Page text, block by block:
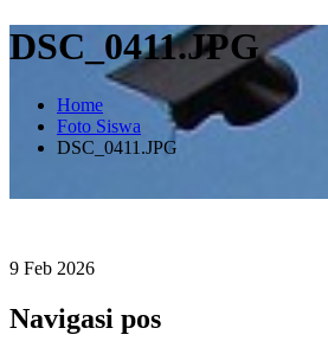
DSC_0411.JPG
Home
Foto Siswa
DSC_0411.JPG
9 Feb 2026
Navigasi pos